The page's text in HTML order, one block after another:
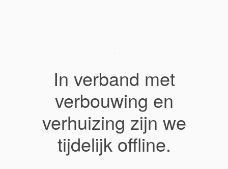
In verband met
verbouwing en
verhuizing zijn we
tijdelijk offline.